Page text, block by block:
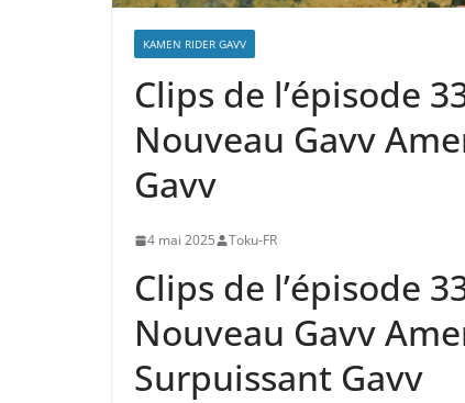
KAMEN RIDER GAVV
Clips de l’épisode
Nouveau Gavv
Gavv
4 mai 2025 Toku-FR
Clips de l’épisode
Nouveau Gavv
Surpuissant Gavv